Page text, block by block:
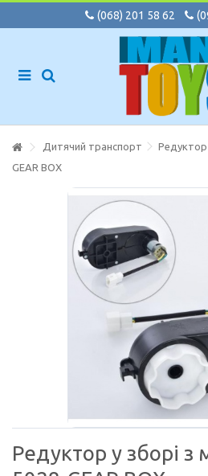
(068) 201 58 62
Дитячий транспорт
Редуктор
GEAR BOX
Редуктор у зборі з